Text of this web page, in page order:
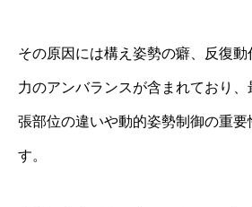
その原因には構え姿勢の癖、反復
力のアンバランスが含まれており
張部位の違いや動的姿勢制御の重要
す。